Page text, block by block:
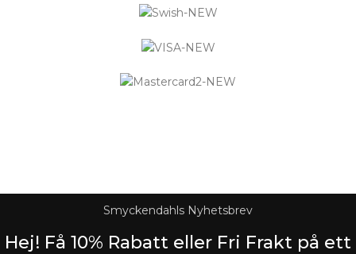
Smyckendahls Nyhetsbrev
Hej! Få 10% Rabatt eller Fri Frakt på ett